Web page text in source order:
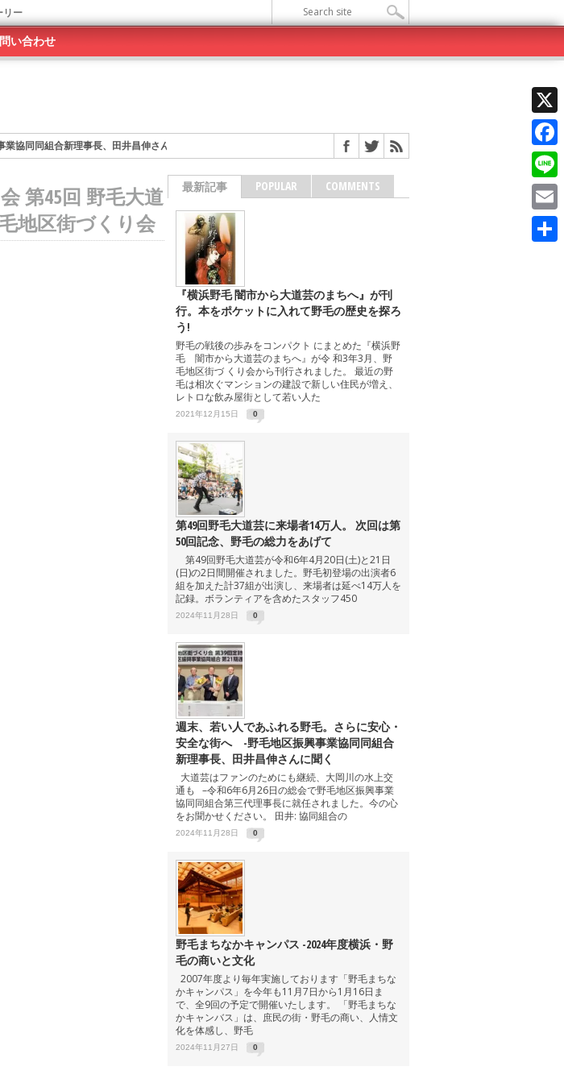
リー
い合わせ
協同同組合新理事長、田井昌伸さんに聞く
て
第45回 野毛大道
地区街づくり会
最新記事 POPULAR COMMENTS
『横浜野毛 闇市から大道芸のまちへ』が刊
行。本をポケットに入れて野毛の歴史を探ろ
う!
野毛の戦後の歩みをコンパクト にまとめた『横浜野
毛 闇市から大道芸のまちへ』が令 和3年3月、野
毛地区街づ くり会から刊行されました。 最近の野
毛は相次ぐマンションの建設で新しい住民が増え、
レトロな飲み屋街として若い人た
2021年12月15日 0
第49回野毛大道芸に来場者14万人。 次回は第
50回記念、野毛の総力をあげて
第49回野毛大道芸が令和6年4月20日(土)と21日
(日)の2日間開催されました。野毛初登場の出演者6
組を加えた計37組が出演し、来場者は延べ14万人を
記録。ボランティアを含めたスタッフ450
2024年11月28日 0
週末、若い人であふれる野毛。さらに安心・
安全な街へ -野毛地区振興事業協同同組合
新理事長、田井昌伸さんに聞く
大道芸はファンのためにも継続、大岡川の水上交
通も –令和6年6月26日の総会で野毛地区振興事業
協同同組合第三代理事長に就任されました。今の心
をお聞かせください。 田井: 協同組合の
2024年11月28日 0
野毛まちなかキャンパス -2024年度横浜・野
毛の商いと文化
2007年度より毎年実施しております「野毛まちな
かキャンパス」を今年も11月7日から1月16日ま
で、全9回の予定で開催いたします。 「野毛まちな
かキャンバス」は、庶民の街・野毛の商い、人情文
化を体感し、野毛
2024年11月27日 0
X
Line